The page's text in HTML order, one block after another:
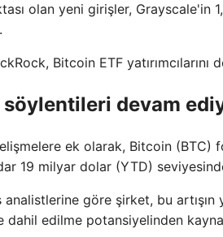
olan yeni girişler, Grayscale'in
Bitcoin ETF yatırımcılarını
devam
ek olarak, Bitcoin (BTC)
19 milyar dolar (YTD)
analistlerine göre şirket, bu
dahil edilme potansiyelinden